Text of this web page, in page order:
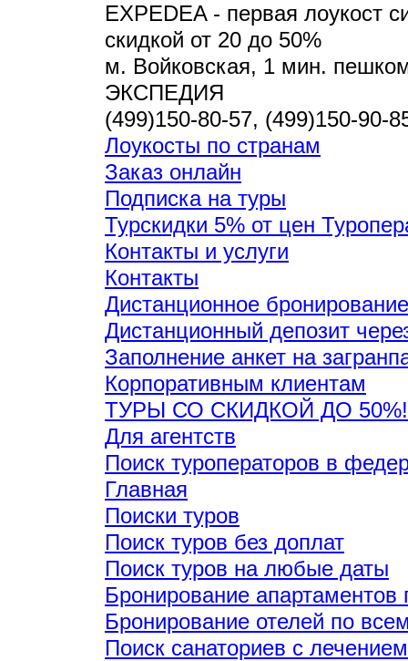
EXPEDEA - первая лоукост
скидкой от 20 до 50%
м. Войковская, 1 мин.
ЭКСПЕДИЯ
(499)150-80-57, (499)150-90-
Лоукосты по странам
Заказ онлайн
Подписка на туры
Турскидки 5% от цен
Контакты и услуги
Контакты
Дистанционное
Дистанционный депозит
Заполнение анкет на
Корпоративным клиентам
ТУРЫ СО СКИДКОЙ ДО
Для агентств
Поиск туроператоров в
Главная
Поиски туров
Поиск туров без доплат
Поиск туров на любые даты
Бронирование
Бронирование отелей по
Поиск санаториев с лечением